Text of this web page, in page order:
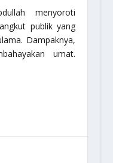
menyoroti
publik yang
Dampaknya,
umat.